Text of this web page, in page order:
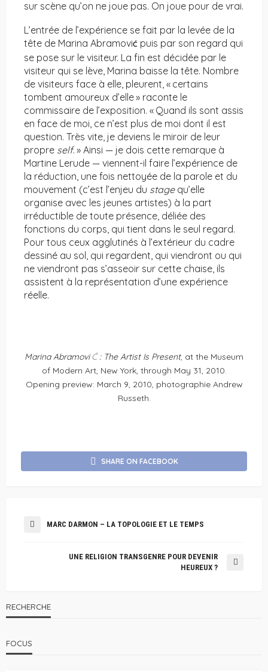
sur scène qu’on ne joue pas. On joue pour de vrai.
L’entrée de l’expérience se fait par la levée de la
tête de Marina AbramoviĆ puis par son regard qui
se pose sur le visiteur. La fin est décidée par le
visiteur qui se lève, Marina baisse la tête. Nombre
de visiteurs face à elle, pleurent, « certains
tombent amoureux d’elle » raconte le
commissaire de l’exposition. « Quand ils sont assis
en face de moi, ce n’est plus de moi dont il est
question. Très vite, je deviens le miroir de leur
propre self. » Ainsi — je dois cette remarque à
Martine Lerude — viennent-il faire l’expérience de
la réduction, une fois nettoyée de la parole et du
mouvement (c’est l’enjeu du stage qu’elle
organise avec les jeunes artistes) à la part
irréductible de toute présence, déliée des
fonctions du corps, qui tient dans le seul regard.
Pour tous ceux agglutinés à l’extérieur du cadre
dessiné au sol, qui regardent, qui viendront ou qui
ne viendront pas s’asseoir sur cette chaise, ils
assistent à la représentation d’une expérience
réelle.
Marina AbramoviĆ: The Artist Is Present, at the Museum
of Modern Art, New York, through May 31, 2010.
Opening preview: March 9, 2010, photographie Andrew
Russeth.
SHARE ON FACEBOOK
MARC DARMON – LA TOPOLOGIE ET LE TEMPS
UNE RELIGION TRANSGENRE POUR DEVENIR
HEUREUX ?
RECHERCHE
FOCUS